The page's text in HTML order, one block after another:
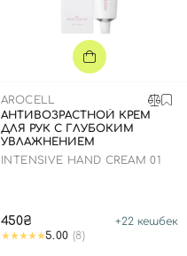
AROCELL
АНТИВОЗРАСТНОЙ КРЕМ
ДЛЯ РУК С ГЛУБОКИМ
УВЛАЖНЕНИЕМ
INTENSIVE HAND CREAM 01
450₴ +22 кешбек
5.00 (8)